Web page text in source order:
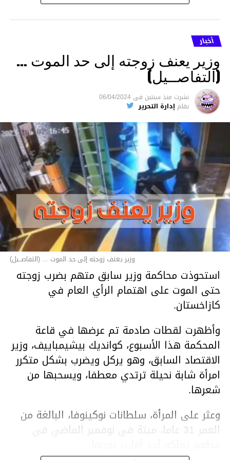
أخبار
وزير يعنف زوجته إلى حد الموت …
(التفاصــيل)
نشرت منذ سنتين فى 06/04/2024
بقلم إدارة التحرير
وزير يعنف زوجته إلى حد الموت ... (التفاصــيل)
استحوذت محاكمة وزير سابق متهم بضرب زوجته
حتى الموت على اهتمام الرأي العام في
كازاخستان.
وأظهرت لقطات صادمة تم عرضها في قاعة
المحكمة هذا الأسبوع، كوانديك بيشيمباييف، وزير
الاقتصاد السابق، وهو يركل ويضرب بشكل متكرر
امرأة شابة نحيلة ترتدي معطفا، ويسحبها من
شعرها.
وعثر على المرأة، سلطانات نوكينوفا، البالغة من
العمر 31 عاما، ميتة في نوفمبر الماضي في